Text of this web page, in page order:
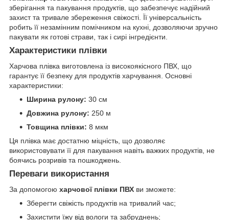
зберігання та пакування продуктів, що забезпечує надійний
захист та тривале збереження свіжості. Її універсальність
робить її незамінним помічником на кухні, дозволяючи зручно
пакувати як готові страви, так і сирі інгредієнти.
Характеристики плівки
Харчова плівка виготовлена із високоякісного ПВХ, що
гарантує її безпеку для продуктів харчування. Основні
характеристики:
Ширина рулону: 30 см
Довжина рулону: 250 м
Товщина плівки: 8 мкм
Ця плівка має достатню міцність, що дозволяє
використовувати її для пакування навіть важких продуктів, не
боячись розривів та пошкоджень.
Переваги використання
За допомогою харчової плівки ПВХ ви зможете:
Зберегти свіжість продуктів на тривалий час;
Захистити їжу від вологи та забруднень;